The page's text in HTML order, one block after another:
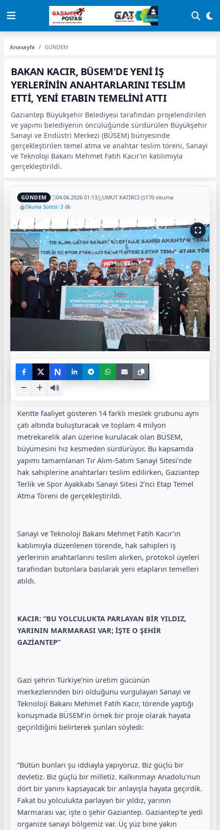
Anasayfa GÜNDEM
BAKAN KACIR, BÜSEM'DE YENİ İŞ
YERLERİNİN ANAHTARLARINI TESLİM
ETTİ, YENİ ETABIN TEMELİNİ ATTI
Gaziantep Büyükşehir Belediyesi tarafından projelendirilen
ve yapımı belediyenin öncülüğünde sürdürülen Büyükşehir
Sanayi ve Endüstri Merkezi (BÜSEM) bünyesinde
gerçekleştirilen temel atma ve anahtar teslim töreni, Sanayi
ve Teknoloji Bakanı Mehmet Fatih Kacır’ın katılımıyla
gerçekleştirildi.
GÜNDEM 04.06.2026 01:13 UMUT KATIRCI 170 okuma
Okuma Süresi: 3 dk
N
Kentte faaliyet gösteren 14 farklı meslek grubunu aynı
çatı altında buluşturacak ve toplam 4 milyon
metrekarelik alan üzerine kurulacak olan BÜSEM,
büyümesini hız kesmeden sürdürüyor. Bu kapsamda
yapımı tamamlanan Tır Alım-Satım Sanayi Sitesi’nde
hak sahiplerine anahtarları teslim edilirken, Gaziantep
Terlik ve Spor Ayakkabı Sanayi Sitesi 2’nci Etap Temel
Atma Töreni de gerçekleştirildi.
Sanayi ve Teknoloji Bakanı Mehmet Fatih Kacır’ın
katılımıyla düzenlenen törende, hak sahipleri iş
yerlerinin anahtarlarını teslim alırken, protokol üyeleri
tarafından butonlara basılarak yeni etapların temelleri
atıldı.
KACIR: “BU YOLCULUKTA PARLAYAN BİR YILDIZ,
YARININ MARMARASI VAR; İŞTE O ŞEHİR
GAZİANTEP”
Gazi şehrin Türkiye’nin üretim gücünün
merkezlerinden biri olduğunu vurgulayan Sanayi ve
Teknoloji Bakanı Mehmet Fatih Kacır, törende yaptığı
konuşmada BÜSEM’in örnek bir proje olarak hayata
geçirildiğini belirterek şunları söyledi:
“Bütün bunları şu iddiayla yapıyoruz. Biz güçlü bir
devletiz. Biz güçlü bir milletiz. Kalkınmayı Anadolu'nun
dört bir yanını kapsayacak bir anlayışla hayata geçirdik.
Fakat bu yolculukta parlayan bir yıldız, yarının
Marmarası var, işte o şehir Gaziantep. Gaziantep'te yedi
organize sanayi bölgemiz var. Üç yüz bine yakın